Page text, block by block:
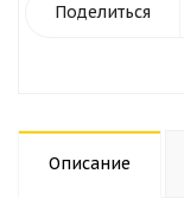
Поделиться
Описание